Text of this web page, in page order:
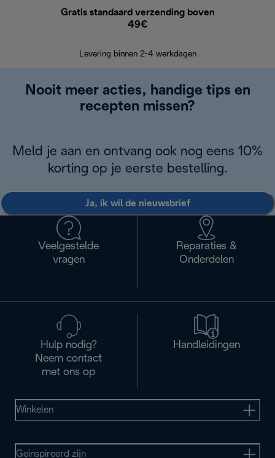
Gratis standaard verzending boven
49€
Levering binnen 2-4 werkdagen
Nooit meer acties, handige tips en
recepten missen?
Meld je aan en ontvang ook nog eens 10%
korting op je eerste bestelling.
Ja, ik wil de nieuwsbrief
Veelgestelde
vragen
Reparaties &
Onderdelen
Hulp nodig?
Neem contact
met ons op
Handleidingen
Winkelen
Geinspireerd zijn